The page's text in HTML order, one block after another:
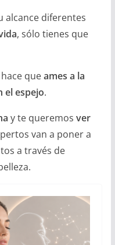
alcance diferentes
, sólo tienes que
queames a la
el espejo.
y te queremos ver
van a poner a
a través de